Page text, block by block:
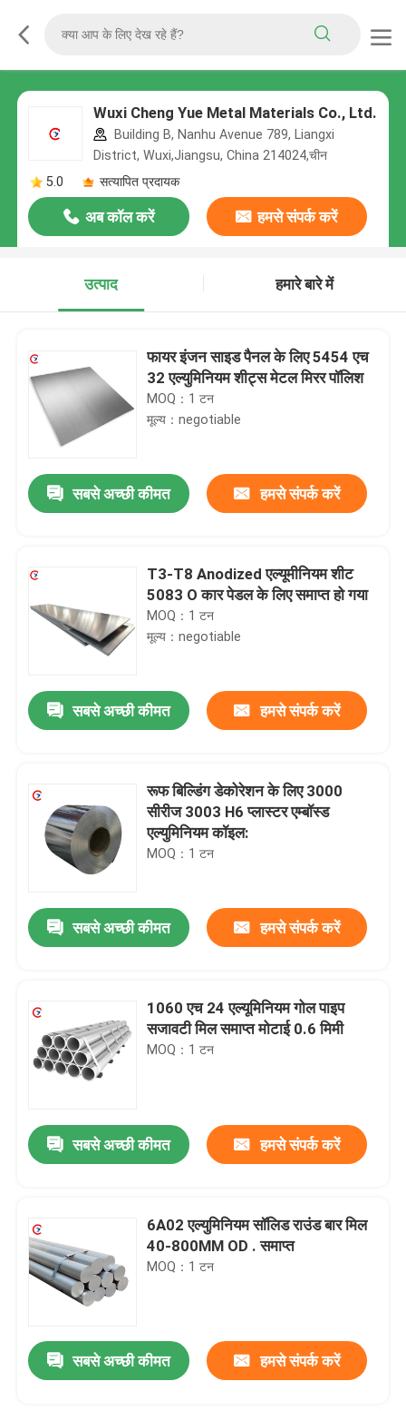
Wuxi Cheng Yue Metal Materials Co., Ltd.
Building B, Nanhu Avenue 789, Liangxi
District, Wuxi,Jiangsu, China 214024,चीन
5.0
सत्यापित प्रदायक
अब कॉल करें हमसे संपर्क करें
उत्पाद हमारे बारे में
फायर इंजन साइड पैनल के लिए 5454 एच
32 एल्युमिनियम शीट्स मेटल मिरर पॉलिश
MOQ：1 टन
मूल्य：negotiable
सबसे अच्छी कीमत हमसे संपर्क करें
T3-T8 Anodized एल्यूमीनियम शीट
5083 O कार पेडल के लिए समाप्त हो गया
MOQ：1 टन
मूल्य：negotiable
सबसे अच्छी कीमत हमसे संपर्क करें
रूफ बिल्डिंग डेकोरेशन के लिए 3000
सीरीज 3003 H6 प्लास्टर एम्बॉस्ड
एल्युमिनियम कॉइल:
MOQ：1 टन
सबसे अच्छी कीमत हमसे संपर्क करें
1060 एच 24 एल्यूमिनियम गोल पाइप
सजावटी मिल समाप्त मोटाई 0.6 मिमी
MOQ：1 टन
सबसे अच्छी कीमत हमसे संपर्क करें
6A02 एल्युमिनियम सॉलिड राउंड बार मिल
40-800MM OD . समाप्त
MOQ：1 टन
सबसे अच्छी कीमत हमसे संपर्क करें